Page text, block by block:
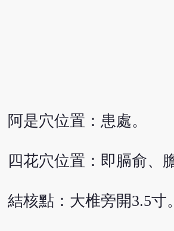
阿是穴位置：患處。
四花穴位置：即膈俞、
結核點：大椎旁開3.5寸。